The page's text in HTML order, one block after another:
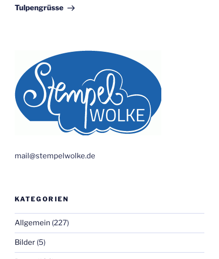
Beitrag
Tulpengrüsse
mail@stempelwolke.de
KATEGORIEN
Allgemein (227)
Bilder (5)